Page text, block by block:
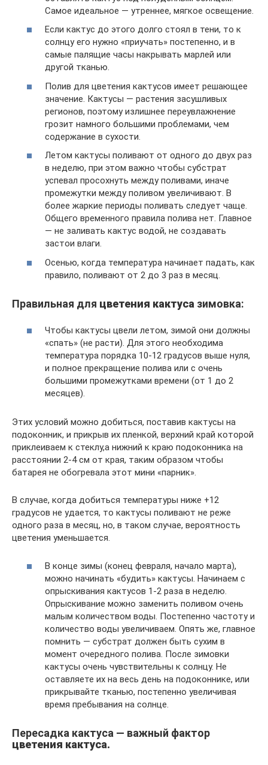
Самое идеальное — утреннее, мягкое освещение.
Если кактус до этого долго стоял в тени, то к
солнцу его нужно «приучать» постепенно, и в
самые палящие часы накрывать марлей или
другой тканью.
Полив для цветения кактусов имеет решающее
значение. Кактусы — растения засушливых
регионов, поэтому излишнее переувлажнение
грозит намного большими проблемами, чем
содержание в сухости.
Летом кактусы поливают от одного до двух раз
в неделю, при этом важно чтобы субстрат
успевал просохнуть между поливами, иначе
промежутки между поливом увеличивают. В
более жаркие периоды поливать следует чаще.
Общего временного правила полива нет. Главное
— не заливать кактус водой, не создавать
застои влаги.
Осенью, когда температура начинает падать, как
правило, поливают от 2 до 3 раз в месяц.
Правильная для цветения кактуса зимовка:
Чтобы кактусы цвели летом, зимой они должны
«спать» (не расти). Для этого необходима
температура порядка 10-12 градусов выше нуля,
и полное прекращение полива или с очень
большими промежутками времени (от 1 до 2
месяцев).
Этих условий можно добиться, поставив кактусы на
подоконник, и прикрыв их пленкой, верхний край которой
приклеиваем к стеклу,а нижний к краю подоконника на
расстоянии 2-4 см от края, таким образом чтобы
батарея не обогревала этот мини «парник».
В случае, когда добиться температуры ниже +12
градусов не удается, то кактусы поливают не реже
одного раза в месяц, но, в таком случае, вероятность
цветения уменьшается.
В конце зимы (конец февраля, начало марта),
можно начинать «будить» кактусы. Начинаем с
опрыскивания кактусов 1-2 раза в неделю.
Опрыскивание можно заменить поливом очень
малым количеством воды. Постепенно частоту и
количество воды увеличиваем. Опять же, главное
помнить — субстрат должен быть сухим в
момент очередного полива. После зимовки
кактусы очень чувствительны к солнцу. Не
оставляете их на весь день на подоконнике, или
прикрывайте тканью, постепенно увеличивая
время пребывания на солнце.
Пересадка кактуса — важный фактор
цветения кактуса.